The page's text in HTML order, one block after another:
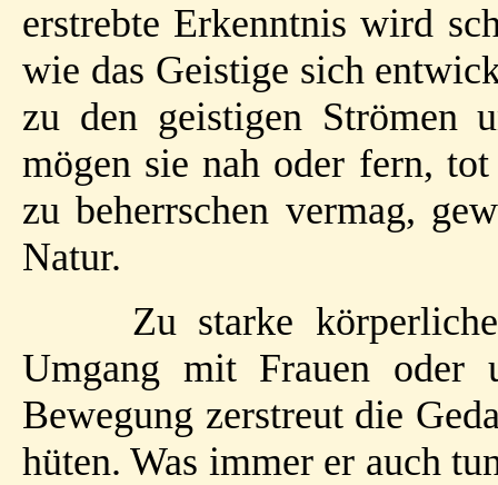
erstrebte Erkenntnis wird
wie das Geistige sich
zu den geistigen Strömen
mögen sie nah oder fern,
zu beherrschen vermag,
Natur.
Zu starke
Umgang mit Frauen oder
Bewegung zerstreut die
hüten. Was immer er auch